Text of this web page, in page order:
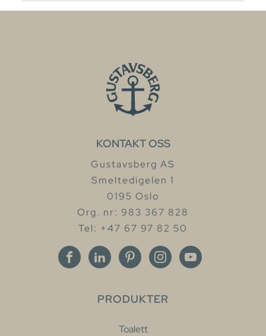
KONTAKT OSS
Gustavsberg AS
Smeltedigelen 1
0195 Oslo
Org. nr: 983 367 828
Tel: +47 67 97 82 50
PRODUKTER
Toalett